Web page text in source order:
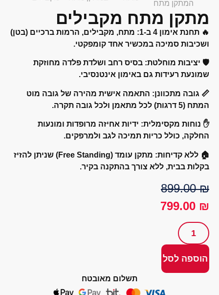
מתח מקבילים
תחנת אימון 4 ב-1:
מתח, מקבילים, הרמות ברכיים (בטן)
סמיכה במכשיר אחד קומפקטי.
יציבות מוחלטת:בסיס רחב ושלדת פלדה מחוזקת
רעידות גם באימון אינטנסיבי.
גובה מתכוונן:התאמה אישית מהירה של גובה מוט
לכל מתאמן ולכל גובה תקרה.
נוחות מקסימלית:ידיות אחיזה מרופדות ומונעות
כולל כריות תמיכה לגב ולמרפקים.
ללא קדיחות:
מתקן עומד (Free Standing) שניתן להזיז
בבית, ללא צורך בהתקנה בקיר.
899.00
799.00
לסל
תשלום מאובטח